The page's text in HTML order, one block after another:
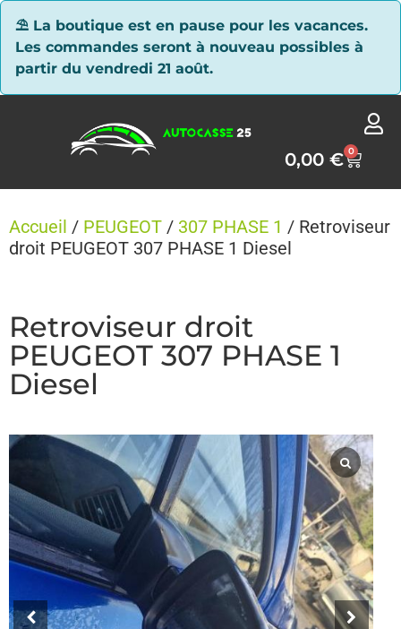
⛱ La boutique est en pause pour les vacances.
Les commandes seront à nouveau possibles à
partir du vendredi 21 août.
0,00€ 0
Accueil / PEUGEOT / 307 PHASE 1 / Retroviseur
droit PEUGEOT 307 PHASE 1 Diesel
Retroviseur droit
PEUGEOT 307 PHASE 1
Diesel
Panneau de gestion des cookies